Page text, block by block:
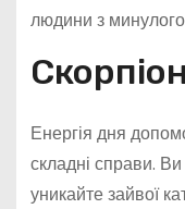
людини з
Скорпіон
Енергія дня
складні справи.
уникайте зайвої